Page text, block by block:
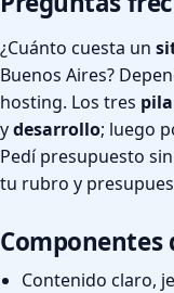
¿Cuánto cuesta un
Buenos Aires?
hosting. Los tres
ydesarrollo; luego
Pedí presupuesto
tu rubro y
Componentes
Contenido claro,